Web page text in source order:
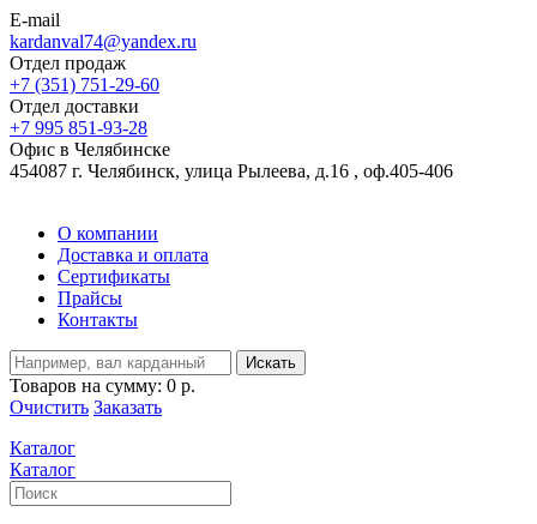
E-mail
kardanval74@yandex.ru
Отдел продаж
+7 (351) 751-29-60
Отдел доставки
+7 995 851-93-28
Офис в Челябинске
454087 г. Челябинск, улица Рылеева, д.16 , оф.405-406
О компании
Доставка и оплата
Сертификаты
Прайсы
Контакты
Искать
Товаров на сумму: 0 р.
Очистить Заказать
Каталог
Каталог